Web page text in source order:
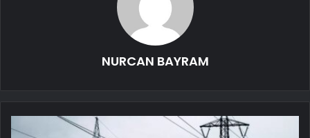
NURCAN BAYRAM